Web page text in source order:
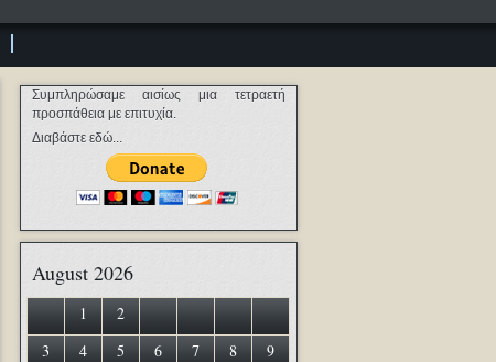
Συμπληρώσαμε αισίως μια τετραετή
προσπάθεια με επιτυχία.
Διαβάστε εδώ...
August 2026
1
2
3
4 5 6 7 8
9